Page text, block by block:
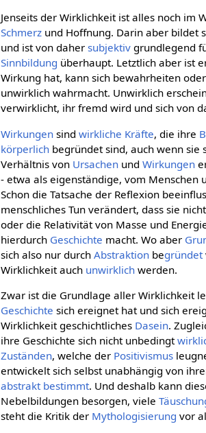
Jenseits der Wirklichkeit ist alles noch im
Schmerz und Hoffnung. Darin aber bildet
und ist von dahersubjektiv grundlegend
Sinnbildung überhaupt. Letztlich aber ist
Wirkung hat, kann sich bewahrheiten
unwirklich wahrmacht. Unwirklich
verwirklicht, ihr fremd wird und sich von
Wirkungen sindwirkliche Kräfte, die ihre
körperlich begründet sind, auch wenn
Verhältnis von Ursachen undWirkungen
- etwa als eigenständige, vom Menschen
Schon die Tatsache der Reflexion
menschliches Tun verändert, dass sie
oder die Relativität von Masse und
hierdurch Geschichte macht. Wo aber
sich also nur durchAbstraktion begründet
Wirklichkeit auch unwirklich werden.
Zwar ist die Grundlage aller Wirklichkeit
Geschichte sich ereignet hat und sich
Wirklichkeit geschichtliches Dasein.
ihre Geschichte sich nicht unbedingt
Zuständen, welche der Positivismus
entwickelt sich selbst unabhängig von
abstrakt bestimmt. Und deshalb kann
Nebelbildungen besorgen, viele
steht die Kritik der Mythologisierung vor